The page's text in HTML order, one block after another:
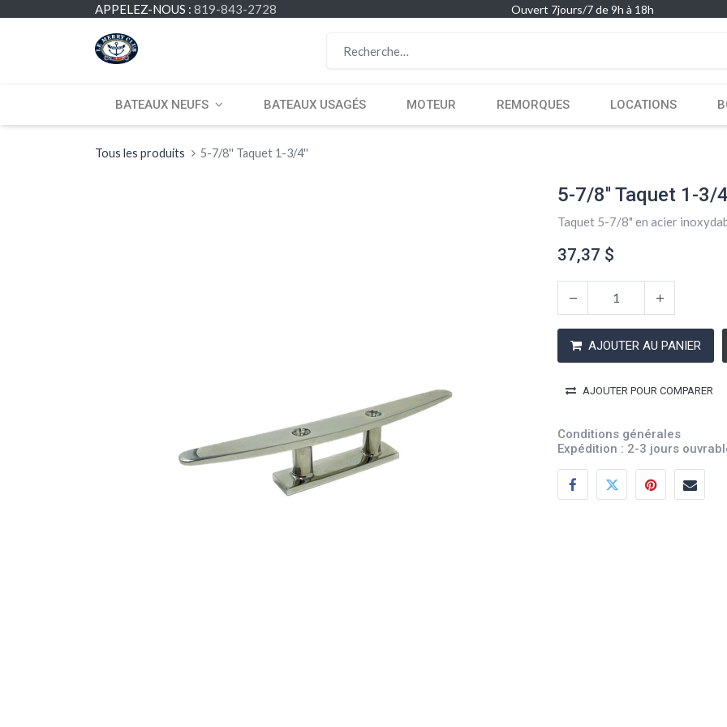
APPELEZ-NOUS : 819-843-2728 Ouvert 7jours/7 de 9h à 18h
BATEAUX NEUFS BATEAUX USAGÉS MOTEUR REMORQUES LOCATIONS
Tous les produits 5-7/8'' Taquet 1-3/4''
5-7/8'' Taquet 1-3/
Taquet 5-7/8" en acier
37,37 $
AJOUTER AU PANIER
AJOUTER POUR COMPARER
Conditions générales
Expédition : 2-3 jours